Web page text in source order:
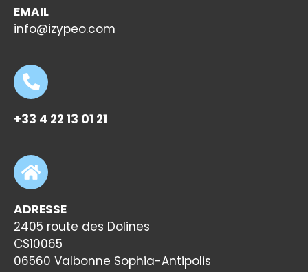
EMAIL
info@izypeo.com
+33 4 22 13 01 21
ADRESSE
2405 route des Dolines
CS10065
06560 Valbonne Sophia-Antipolis